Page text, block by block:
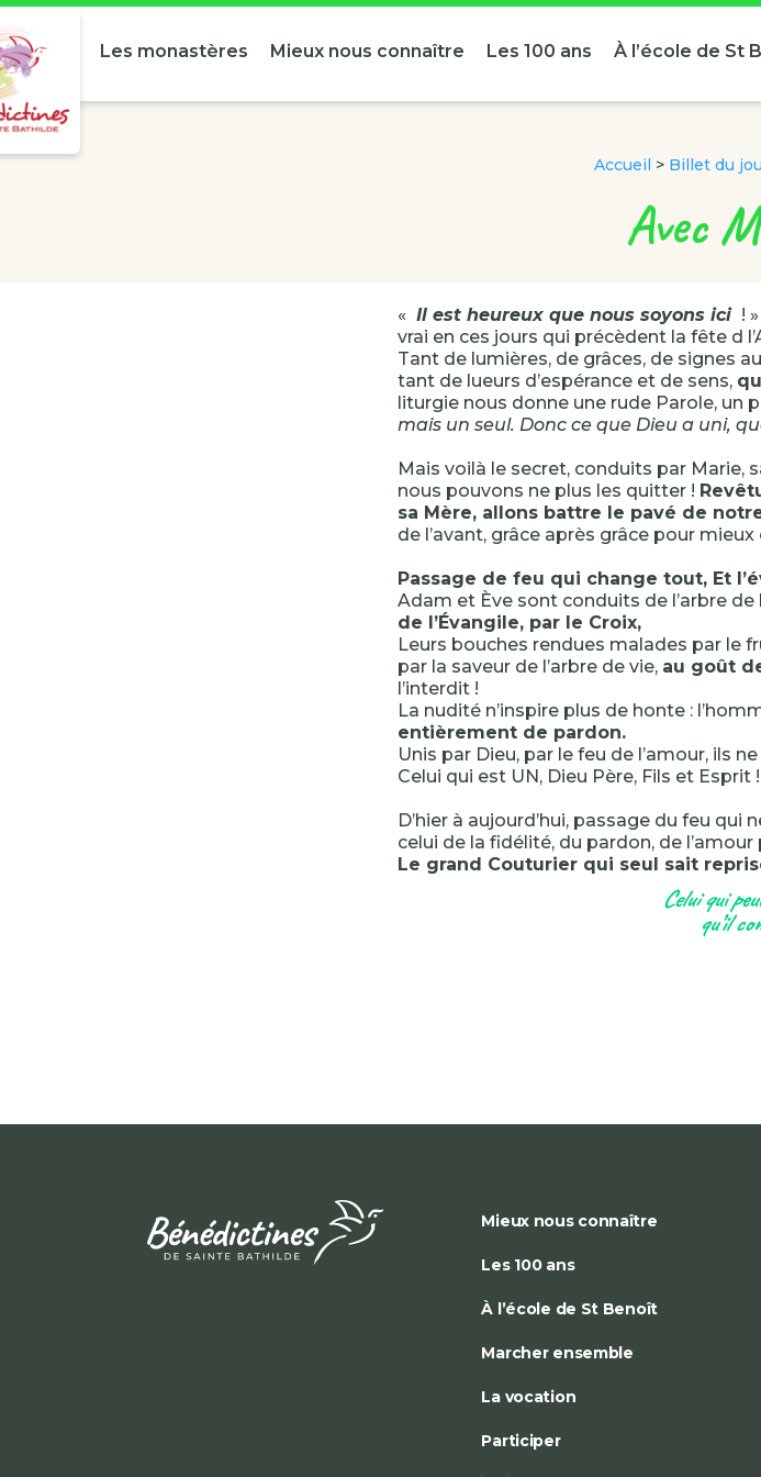
Les monastères Mieux nous connaître Les 100 ans À l’école de St
Accueil > Billet du
Avec
« Il est heureux que nous soyons ici !
vrai en ces jours qui précèdent la fête d
Tant de lumières, de grâces, de signes
tant de lueurs d’espérance et de sens,
liturgie nous donne une rude Parole, un
mais un seul. Donc ce que Dieu a uni,
Mais voilà le secret, conduits par Marie,
nous pouvons ne plus les quitter !
sa Mère, allons battre le pavé de
de l’avant, grâce après grâce pour
Passage de feu qui change tout, Et
Adam et Ève sont conduits de l’arbre
de l’Évangile, par le Croix,
Leurs bouches rendues malades par le
par la saveur de l’arbre de vie, au goût
l’interdit !
La nudité n’inspire plus de honte :
entièrement de pardon.
Unis par Dieu, par le feu de l’amour, ils
Celui qui est UN, Dieu Père, Fils et Esprit !
D’hier à aujourd’hui, passage du feu qui
celui de la fidélité, du pardon, de
Le grand Couturier qui seul sait
Celui qui
qu’il
Mieux nous connaître
Les 100 ans
À l’école de St Benoît
Marcher ensemble
La vocation
Participer